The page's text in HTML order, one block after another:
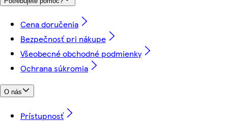
Cena doručenia
Bezpečnosť pri nákupe
Všeobecné obchodné podmienky
Ochrana súkromia
O nás
Prístupnosť